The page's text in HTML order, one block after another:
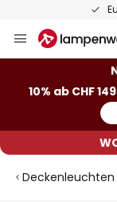
grösste
Inhalt
10% ab CHF
Deckenleuchten